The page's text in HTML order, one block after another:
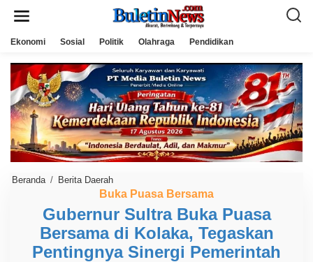
Ekonomi Sosial Politik Olahraga Pendidikan
Beranda / Berita Daerah
u
b
e
r
n
u
r
Buka Puasa Bersama
Gubernur Sultra Buka Puasa
Bersama di Kolaka, Tegaskan
Pentingnya Sinergi Pemerintah